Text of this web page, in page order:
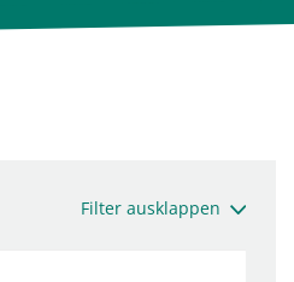
Filter ausklappen